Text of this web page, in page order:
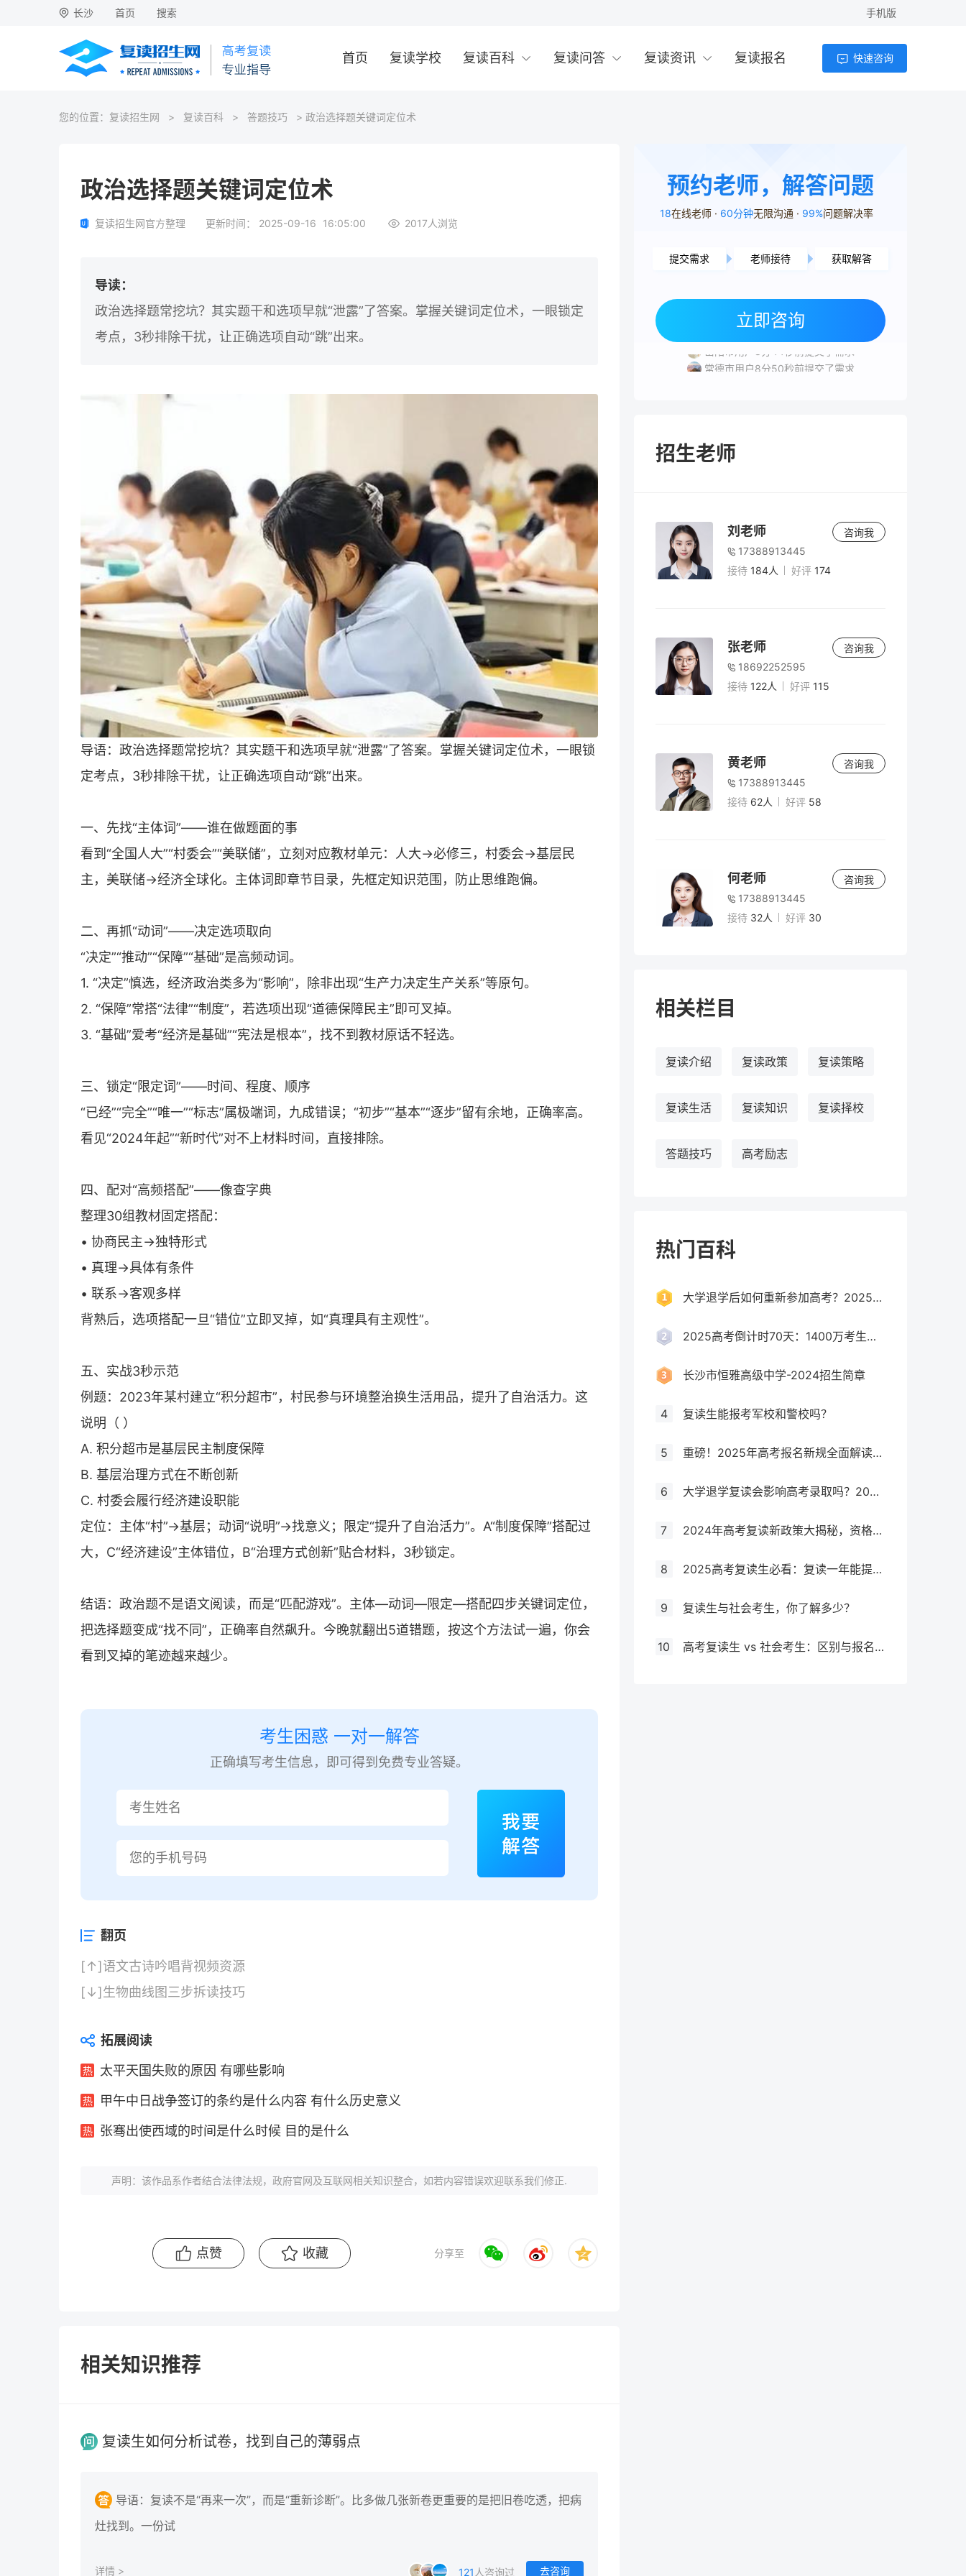
长沙 首页 搜索 手机版
首页 复读学校 复读百科 复读问答 复读资讯 复读报名 快速咨询
您的位置： 复读招生网 > 复读百科 > 答题技巧 > 政治选择题关键词定位术
政治选择题关键词定位术
复读招生网官方整理 更新时间： 2025-09-16 16:05:00 2017 人浏览
导读：
政治选择题常挖坑？其实题干和选项早就“泄露”了答案。掌握关键词定位术，一眼锁定
考点，3秒排除干扰，让正确选项自动“跳”出来。
导语：政治选择题常挖坑？其实题干和选项早就“泄露”了答案。掌握关键词定位术，一眼锁
定考点，3秒排除干扰，让正确选项自动“跳”出来。
一、先找“主体词”——谁在做题面的事
看到“全国人大”“村委会”“美联储”，立刻对应教材单元：人大→必修三，村委会→基层民
主，美联储→经济全球化。主体词即章节目录，先框定知识范围，防止思维跑偏。
二、再抓“动词”——决定选项取向
“决定”“推动”“保障”“基础”是高频动词。
1. “决定”慎选，经济政治类多为“影响”，除非出现“生产力决定生产关系”等原句。
2. “保障”常搭“法律”“制度”，若选项出现“道德保障民主”即可叉掉。
3. “基础”爱考“经济是基础”“宪法是根本”，找不到教材原话不轻选。
三、锁定“限定词”——时间、程度、顺序
“已经”“完全”“唯一”“标志”属极端词，九成错误；“初步”“基本”“逐步”留有余地，正确率高。
看见“2024年起”“新时代”对不上材料时间，直接排除。
四、配对“高频搭配”——像查字典
整理30组教材固定搭配：
• 协商民主→独特形式
• 真理→具体有条件
• 联系→客观多样
背熟后，选项搭配一旦“错位”立即叉掉，如“真理具有主观性”。
五、实战3秒示范
例题：2023年某村建立“积分超市”，村民参与环境整治换生活用品，提升了自治活力。这
说明（ ）
A. 积分超市是基层民主制度保障
B. 基层治理方式在不断创新
C. 村委会履行经济建设职能
定位：主体“村”→基层；动词“说明”→找意义；限定“提升了自治活力”。A“制度保障”搭配过
大，C“经济建设”主体错位，B“治理方式创新”贴合材料，3秒锁定。
结语：政治题不是语文阅读，而是“匹配游戏”。主体—动词—限定—搭配四步关键词定位，
把选择题变成“找不同”，正确率自然飙升。今晚就翻出5道错题，按这个方法试一遍，你会
看到叉掉的笔迹越来越少。
考生困惑 一对一解答
正确填写考生信息，即可得到免费专业答疑。
翻页
[↑]语文古诗吟唱背视频资源
[↓]生物曲线图三步拆读技巧
拓展阅读
太平天国失败的原因 有哪些影响
甲午中日战争签订的条约是什么内容 有什么历史意义
张骞出使西域的时间是什么时候 目的是什么
声明：该作品系作者结合法律法规，政府官网及互联网相关知识整合，如若内容错误欢迎联系我们修正.
点赞 收藏 分享至
相关知识推荐
复读生如何分析试卷，找到自己的薄弱点
导语：复读不是“再来一次”，而是“重新诊断”。比多做几张新卷更重要的是把旧卷吃透，把病
灶找到。一份试
详情 > 121 人咨询过 去咨询
预约老师，解答问题
18在线老师 60分钟无限沟通 99%问题解决率
提交需求 老师接待 获取解答
立即咨询
株洲市用户7分26秒前提交了需求
株洲市用户7分31秒前提交了需求
岳阳市用户8分44秒前提交了需求
常德市用户8分50秒前提交了需求
招生老师
刘老师
17388913445
接待 184人 好评 174
咨询我
张老师
18692252595
接待 122人 好评 115
咨询我
黄老师
17388913445
接待 62人 好评 58
咨询我
何老师
17388913445
接待 32人 好评 30
咨询我
相关栏目
复读介绍 复读政策 复读策略
复读生活 复读知识 复读择校
答题技巧 高考励志
热门百科
大学退学后如何重新参加高考？2025年最新政策全解析
2025高考倒计时70天：1400万考生创历史新高，复读生占比突破40%！
长沙市恒雅高级中学-2024招生简章
4 复读生能报考军校和警校吗？
5 重磅！2025年高考报名新规全面解读，这些考生将失去报考资格！
6 大学退学复读会影响高考录取吗？2025年最新政策解读与成功策略
7 2024年高考复读新政策大揭秘，资格、次数、课程全解析
8 2025高考复读生必看：复读一年能提多少分？关键因素大揭秘！
9 复读生与社会考生，你了解多少？
10 高考复读生 vs 社会考生：区别与报名要求全解析